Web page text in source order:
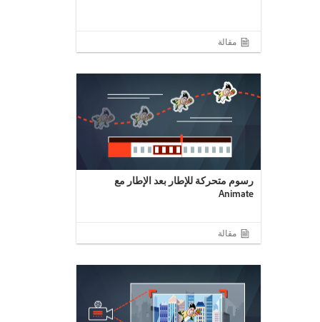
مقالة
رسوم متحركة للإطار بعد الإطار مع
Animate
مقالة